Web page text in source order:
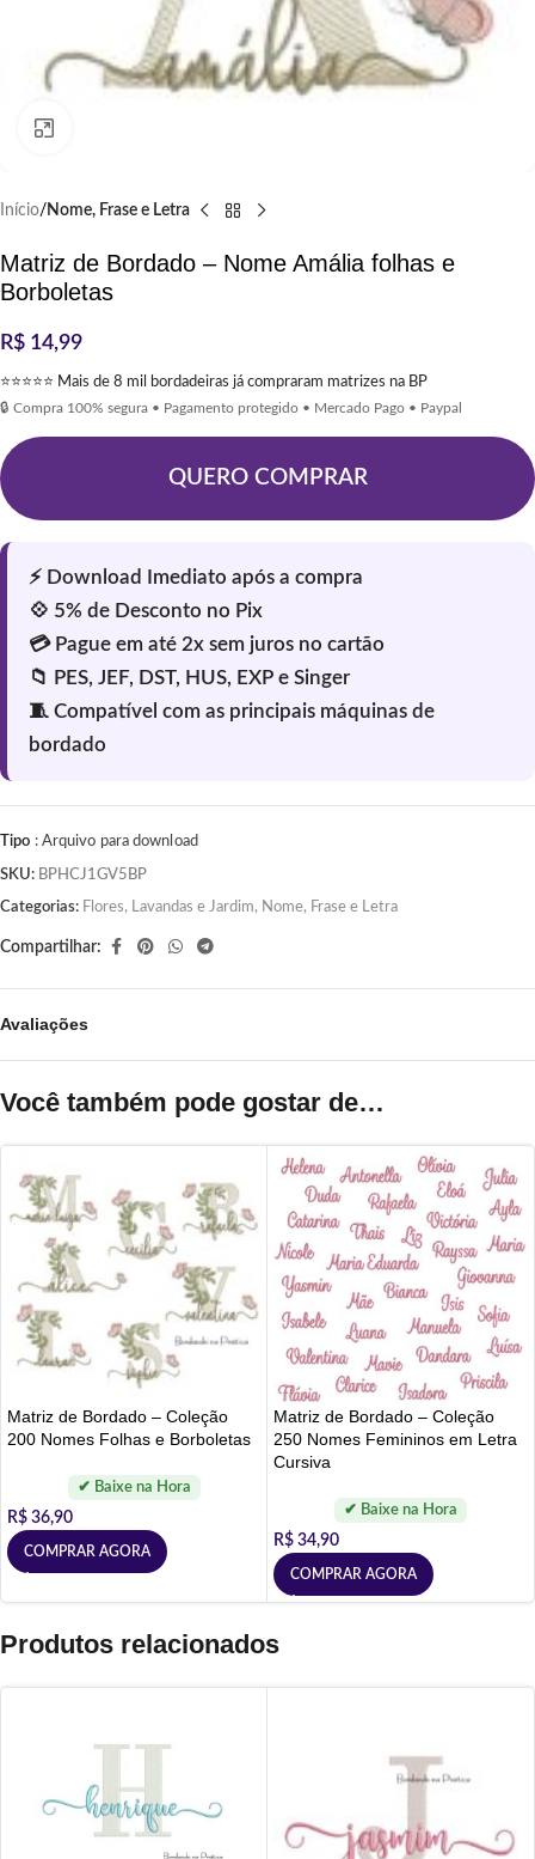
Início Nome, Frase e Letra
Matriz de Bordado – Nome Amália folhas e
Borboletas
R$ 14,99
⭐⭐⭐⭐⭐ Mais de 8 mil bordadeiras já compraram matrizes na BP
🔒 Compra 100% segura • Pagamento protegido • Mercado Pago • Paypal
QUERO COMPRAR
Tipo : Arquivo para download
SKU: BPHCJ1GV5BP
Categorias: Flores, Lavandas e Jardim, Nome, Frase e Letra
Compartilhar:
Avaliações
Você também pode gostar de…
Matriz de Bordado – Coleção
200 Nomes Folhas e Borboletas
R$ 36,90
COMPRAR AGORA
Matriz de Bordado – Coleção
250 Nomes Femininos em Letra
Cursiva
R$ 34,90
COMPRAR AGORA
Produtos relacionados